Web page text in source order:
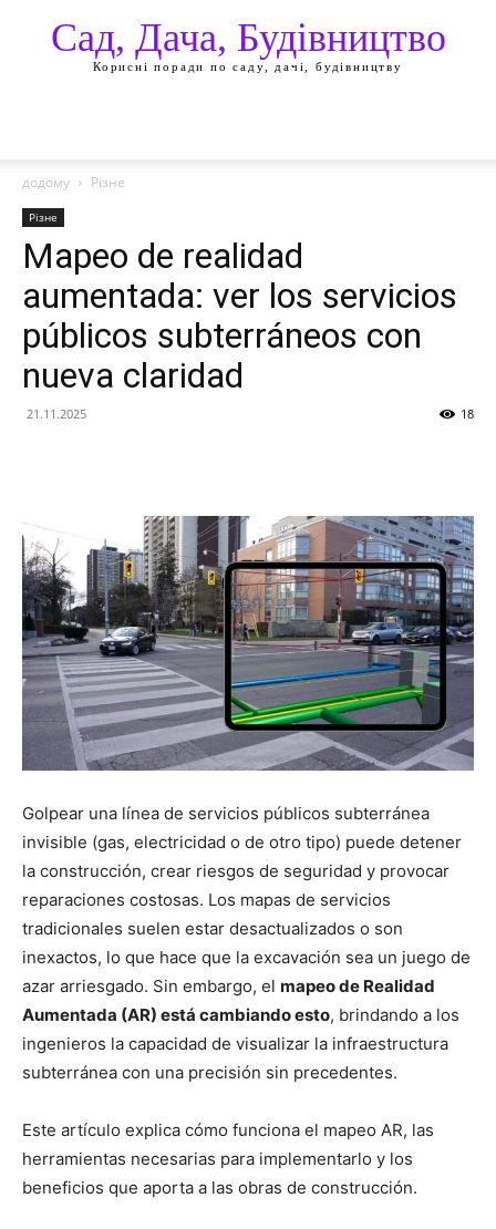
Сад, Дача, Будівництво
Корисні поради по саду, дачі, будівництву
додому Різне
Різне
Mapeo de realidad
aumentada: ver los servicios
públicos subterráneos con
nueva claridad
21.11.2025 18
Golpear una línea de servicios públicos subterránea
invisible (gas, electricidad o de otro tipo) puede detener
la construcción, crear riesgos de seguridad y provocar
reparaciones costosas. Los mapas de servicios
tradicionales suelen estar desactualizados o son
inexactos, lo que hace que la excavación sea un juego de
azar arriesgado. Sin embargo, el mapeo de Realidad
Aumentada (AR) está cambiando esto, brindando a los
ingenieros la capacidad de visualizar la infraestructura
subterránea con una precisión sin precedentes.
Este artículo explica cómo funciona el mapeo AR, las
herramientas necesarias para implementarlo y los
beneficios que aporta a las obras de construcción.